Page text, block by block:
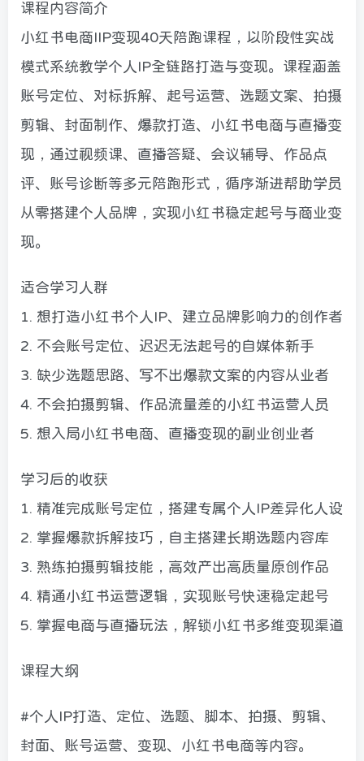
课程内容简介
小红书电商IIP变现40天陪跑课程，以阶段性实战
模式系统教学个人IP全链路打造与变现。课程涵盖
账号定位、对标拆解、起号运营、选题文案、拍摄
剪辑、封面制作、爆款打造、小红书电商与直播变
现，通过视频课、直播答疑、会议辅导、作品点
评、账号诊断等多元陪跑形式，循序渐进帮助学员
从零搭建个人品牌，实现小红书稳定起号与商业变
现。
适合学习人群
1. 想打造小红书个人IP、建立品牌影响力的创作者
2. 不会账号定位、迟迟无法起号的自媒体新手
3. 缺少选题思路、写不出爆款文案的内容从业者
4. 不会拍摄剪辑、作品流量差的小红书运营人员
5. 想入局小红书电商、直播变现的副业创业者
学习后的收获
1. 精准完成账号定位，搭建专属个人IP差异化人设
2. 掌握爆款拆解技巧，自主搭建长期选题内容库
3. 熟练拍摄剪辑技能，高效产出高质量原创作品
4. 精通小红书运营逻辑，实现账号快速稳定起号
5. 掌握电商与直播玩法，解锁小红书多维变现渠道
课程大纲
#个人IP打造、定位、选题、脚本、拍摄、剪辑、
封面、账号运营、变现、小红书电商等内容。